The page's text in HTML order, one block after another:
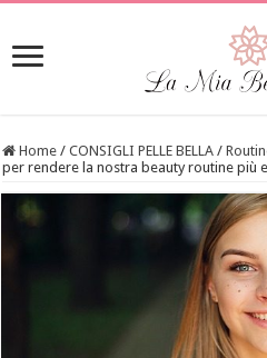
Home / CONSIGLI PELLE BELLA /
per rendere la nostra beauty routine più